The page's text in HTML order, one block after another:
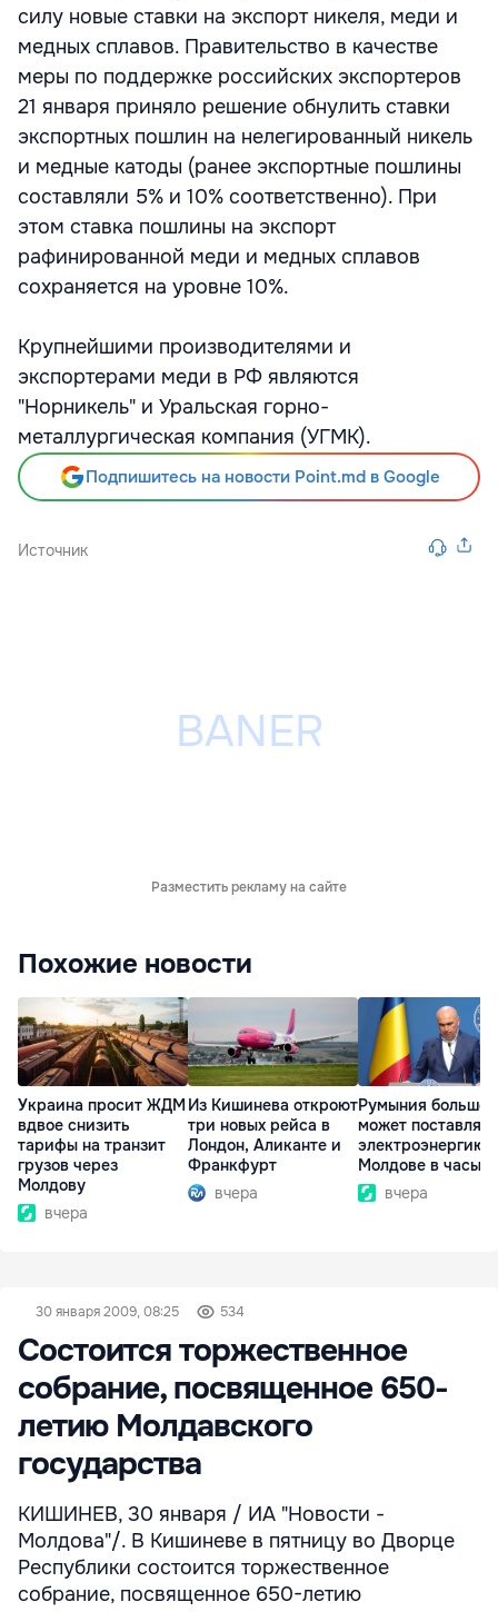
силу новые ставки на экспорт никеля, меди и
медных сплавов. Правительство в качестве
меры по поддержке российских экспортеров
21 января приняло решение обнулить ставки
экспортных пошлин на нелегированный никель
и медные катоды (ранее экспортные пошлины
составляли 5% и 10% соответственно). При
этом ставка пошлины на экспорт
рафинированной меди и медных сплавов
сохраняется на уровне 10%.
Крупнейшими производителями и
экспортерами меди в РФ являются
"Норникель" и Уральская горно-
металлургическая компания (УГМК).
Подпишитесь на новости Point.md в Google
Источник
Разместить рекламу на сайте
Похожие новости
Украина просит ЖДМ
вдвое снизить
тарифы на транзит
грузов через
Молдову
вчера
Из Кишинева откроют
три новых рейса в
Лондон, Аликанте и
Франкфурт
вчера
Румыния больше
может поставлять
электроэнергию
Молдове в часы
вчера
30 января 2009, 08:25 534
Состоится торжественное
собрание, посвященное 650-
летию Молдавского
государства
КИШИНЕВ, 30 января / ИА "Новости -
Молдова"/. В Кишиневе в пятницу во Дворце
Республики состоится торжественное
собрание, посвященное 650-летию